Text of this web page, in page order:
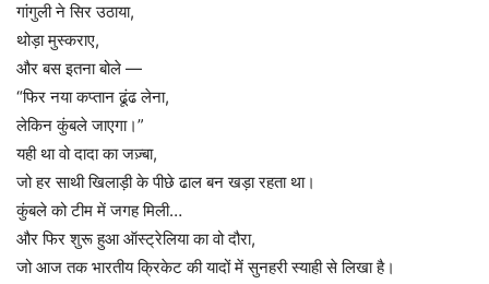
गांगुली ने सिर उठाया,
थोड़ा मुस्कराए,
और बस इतना बोले —
“फिर नया कप्तान ढूंढ लेना,
लेकिन कुंबले जाएगा।”
यही था वो दादा का जज़्बा,
जो हर साथी खिलाड़ी के पीछे ढाल बन खड़ा रहता था।
कुंबले को टीम में जगह मिली…
और फिर शुरू हुआ ऑस्ट्रेलिया का वो दौरा,
जो आज तक भारतीय क्रिकेट की यादों में सुनहरी स्याही से लिखा है।